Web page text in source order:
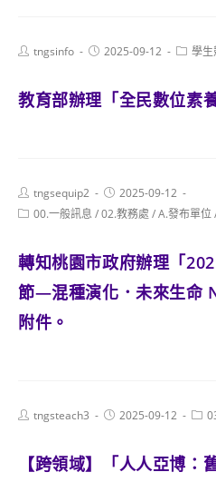
Posttngsinfo
Post2025-09-12
Post學生
教育部辦理「全民數位素
Post
author:
tngsequip2
Post
published:
2025-09-12
Post00.一般訊息 /02.教務處 /A.發布單位
轉知桃園市政府辦理「
節—混種演化．未來生命
附件。
Posttngsteach3
Post2025-09-12
Post
【跨領域】「人人亞博：